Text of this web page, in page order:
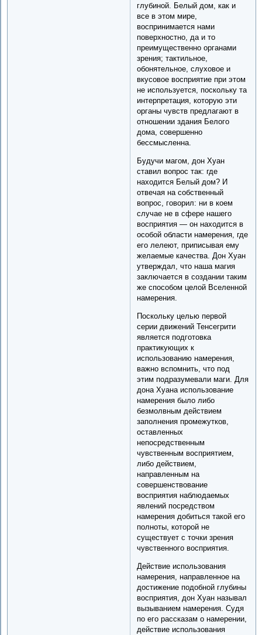
глубиной. Белый дом, как и
все в этом мире,
воспринимается нами
поверхностно, да и то
преимущественно органами
зрения; тактильное,
обонятельное, слуховое и
вкусовое восприятие при этом
не используется, поскольку та
интерпретация, которую эти
органы чувств предлагают в
отношении здания Белого
дома, совершенно
бессмысленна.
Будучи магом, дон Хуан
ставил вопрос так: где
находится Белый дом? И
отвечая на собственный
вопрос, говорил: ни в коем
случае не в сфере нашего
восприятия — он находится в
особой области намерения, где
его лелеют, приписывая ему
желаемые качества. Дон Хуан
утверждал, что наша магия
заключается в создании таким
же способом целой Вселенной
намерения.
Поскольку целью первой
серии движений Тенсегрити
является подготовка
практикующих к
использованию намерения,
важно вспомнить, что под
этим подразумевали маги. Для
дона Хуана использование
намерения было либо
безмолвным действием
заполнения промежутков,
оставленных
непосредственным
чувственным восприятием,
либо действием,
направленным на
совершенствование
восприятия наблюдаемых
явлений посредством
намерения добиться такой его
полноты, которой не
существует с точки зрения
чувственного восприятия.
Действие использования
намерения, направленное на
достижение подобной глубины
восприятия, дон Хуан называл
вызыванием намерения. Судя
по его рассказам о намерении,
действие использования